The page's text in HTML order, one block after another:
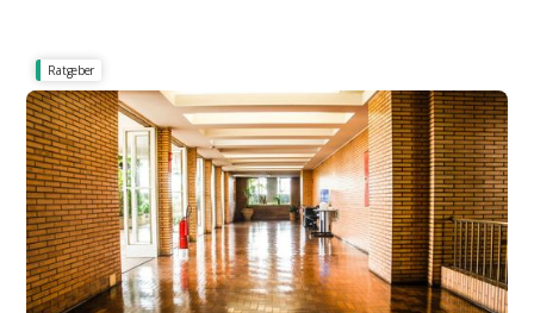
Ratgeber
Was ist erlaubt im Treppenhaus - Fussmatten, Fahrrad, Schuhe &
Kinderwagen?
Hausflur und Treppenhaus - Wie darf der
Mieter sie nutzen?